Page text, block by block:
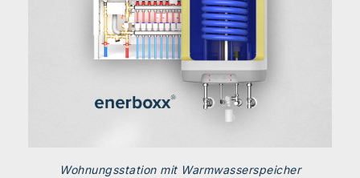
Wohnungsstation mit Warmwasserspeicher